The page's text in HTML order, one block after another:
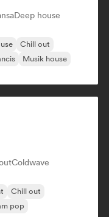
Deep house
Chill out
Musik house
Coldwave
Chill out
pop